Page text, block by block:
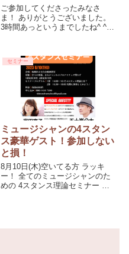
ご参加してくださったみなさ
ま！ ありがとうございました。
3時間あっというまでしたね^ ^
いすごい！！ など嬉しい感想を
いただきました。 4スタンスのタ
イプの前に、正しく立つことの
セミナー
ミュージシャンの4スタン
ス豪華ゲスト！参加しない
と損！
8月10日(木)空いてる方 ラッキ
ー！ 全てのミュージシャンのた
めの 4スタンス理論セミナー ◆